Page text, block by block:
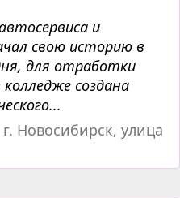
и
свою историю в
для отработки
создана
Новосибирск, улица